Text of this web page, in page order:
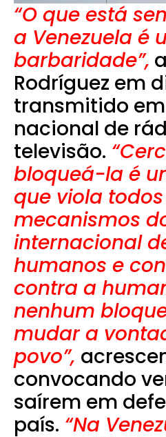
“O que está
a Venezuela é
barbaridade”,
Rodríguez em
transmitido
nacional de
televisão.
bloqueá-la é
que viola
mecanismos
internacional
humanos e
contra a
nenhum
mudar a
povo”,
convocando
saírem em
país. “Na